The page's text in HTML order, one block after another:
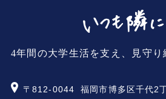
4年間の大学生活を支え、見守り
〒812-0044 福岡市博多区千代2